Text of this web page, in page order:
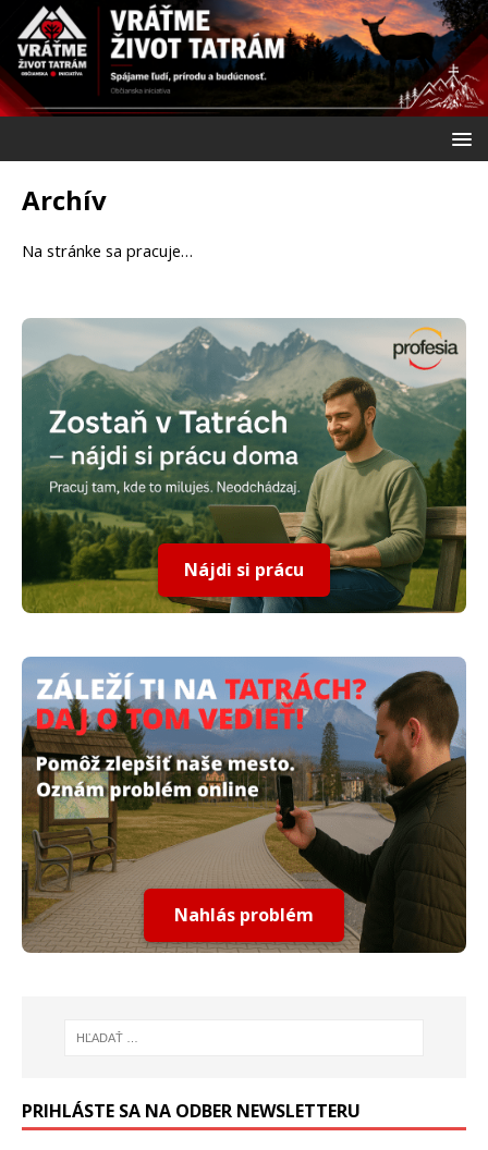
Archív
Na stránke sa pracuje…
Nájdi si prácu
Nahlás problém
PRIHLÁSTE SA NA ODBER NEWSLETTERU